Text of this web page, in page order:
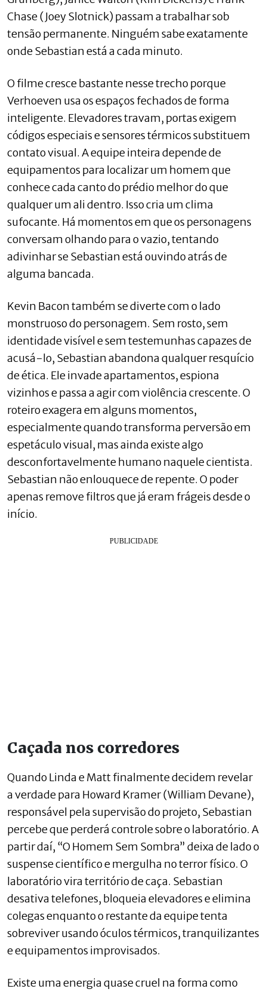
Chase (Joey Slotnick) passam a trabalhar sob
tensão permanente. Ninguém sabe exatamente
onde Sebastian está a cada minuto.
O filme cresce bastante nesse trecho porque
Verhoeven usa os espaços fechados de forma
inteligente. Elevadores travam, portas exigem
códigos especiais e sensores térmicos substituem
contato visual. A equipe inteira depende de
equipamentos para localizar um homem que
conhece cada canto do prédio melhor do que
qualquer um ali dentro. Isso cria um clima
sufocante. Há momentos em que os personagens
conversam olhando para o vazio, tentando
adivinhar se Sebastian está ouvindo atrás de
alguma bancada.
Kevin Bacon também se diverte com o lado
monstruoso do personagem. Sem rosto, sem
identidade visível e sem testemunhas capazes de
acusá-lo, Sebastian abandona qualquer resquício
de ética. Ele invade apartamentos, espiona
vizinhos e passa a agir com violência crescente. O
roteiro exagera em alguns momentos,
especialmente quando transforma perversão em
espetáculo visual, mas ainda existe algo
desconfortavelmente humano naquele cientista.
Sebastian não enlouquece de repente. O poder
apenas remove filtros que já eram frágeis desde o
início.
Caçada nos corredores
Quando Linda e Matt finalmente decidem revelar
a verdade para Howard Kramer (William Devane),
responsável pela supervisão do projeto, Sebastian
percebe que perderá controle sobre o laboratório. A
partir daí, “O Homem Sem Sombra” deixa de lado o
suspense científico e mergulha no terror físico. O
laboratório vira território de caça. Sebastian
desativa telefones, bloqueia elevadores e elimina
colegas enquanto o restante da equipe tenta
sobreviver usando óculos térmicos, tranquilizantes
e equipamentos improvisados.
Existe uma energia quase cruel na forma como